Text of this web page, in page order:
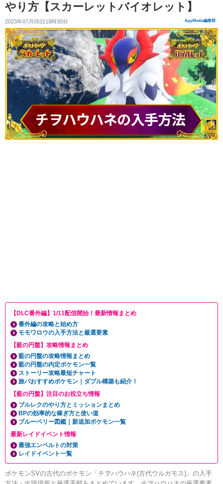
やり方【スカーレットバイオレット】
2023年07月05日19時30分 AppMedia編集部
【DLC番外編】1/11配信開始！最新情報まとめ
番外編の攻略と始め方
モモワロウの入手方法と厳選要素
【藍の円盤】攻略情報まとめ
藍の円盤の攻略情報まとめ
藍の円盤の内定ポケモン一覧
ストーリー攻略最短チャート
旅パおすすめポケモン｜ダブル構築も紹介！
【藍の円盤】注目のお役立ち情報
ブルレクのやり方とミッションまとめ
BPの効率的な稼ぎ方と使い道
ブルーベリー図鑑｜新追加ポケモン一覧
最新レイドイベント情報
最強エンペルトの対策
レイドイベント一覧
ポケモンSVの古代のポケモン「チヲハウハネ(古代ウルガモス)」の入手